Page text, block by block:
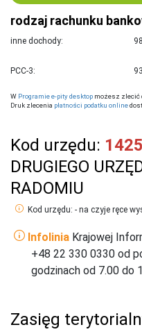
rodzaj rachunku
inne dochody:
PCC-3:
W Programie e-pity desktop możesz zlecić
Druk zlecenia płatności podatku online
Kod urzędu: 1425
DRUGIEGO
RADOMIU
Kod urzędu: - na czyje ręce
Infolinia Krajowej
+48 22 330 0330 od
godzinach od 7.00 do
Zasięg